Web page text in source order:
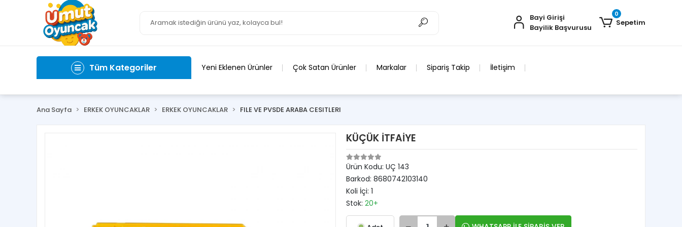
Bayi Girişi
Bayilik Başvurusu
0
Sepetim
Tüm Kategoriler Yeni Eklenen Ürünler Çok Satan Ürünler Markalar Sipariş Takip İletişim
Ana Sayfa ERKEK OYUNCAKLAR ERKEK OYUNCAKLAR FILE VE PVSDE ARABA CESITLERI
KÜÇÜK İTFAİYE
Ürün Kodu: UÇ 143
Barkod: 8680742103140
Koli İçi: 1
Stok: 20+